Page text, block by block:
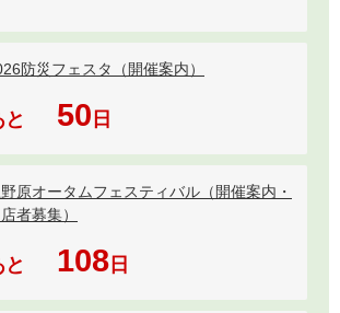
防災フェスタ（開催案内）
と 50 日
野原オータムフェスティバル（開催案内・
者募集）
と 108日